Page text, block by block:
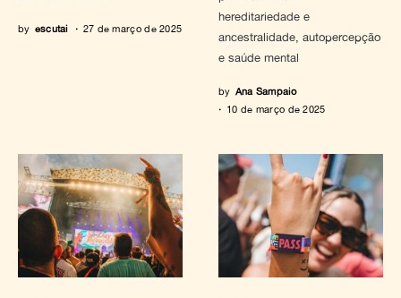
by escutai 27 de março de 2025
hereditariedade e
ancestralidade, autopercepção
e saúde mental
by Ana Sampaio
10 de março de 2025